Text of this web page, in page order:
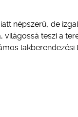
népszerű, de
teszi a
lakberendezési